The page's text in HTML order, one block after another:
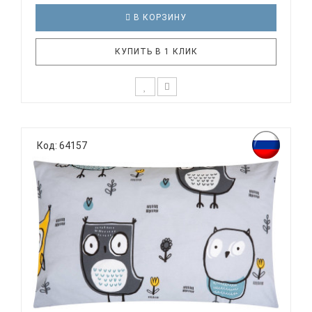
В КОРЗИНУ
КУПИТЬ В 1 КЛИК
родитель подходит очень основательно. Ведь
ребенок большую часть времени проводит в
кровати. И натуральность тканей, нежный и
веселый рисунок, высокая устойчивость к частым
стиркам – очень важные параметр..
Код: 64157